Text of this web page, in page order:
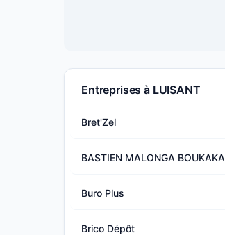
Entreprises à LUISANT
Bret'Zel
BASTIEN MALONGA BOUKAKA
Buro Plus
Brico Dépôt